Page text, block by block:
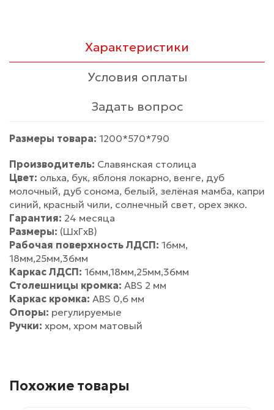
Характеристики
Условия оплаты
Задать вопрос
Размеры товара: 1200*570*790
Производитель: Славянская столица
Цвет: ольха, бук, яблоня локарно, венге, дуб
молочный, дуб сонома, белый, зелёная мамба, капри
синий, красный чили, солнечный свет, орех экко.
Гарантия: 24 месяца
Размеры: (ШхГхВ)
Рабочая поверхность ЛДСП: 16мм,
18мм,25мм,36мм
Каркас ЛДСП: 16мм,18мм,25мм,36мм
Столешницы кромка: ABS 2 мм
Каркас кромка: ABS 0,6 мм
Опоры: регулируемые
Ручки: хром, хром матовый
Похожие товары